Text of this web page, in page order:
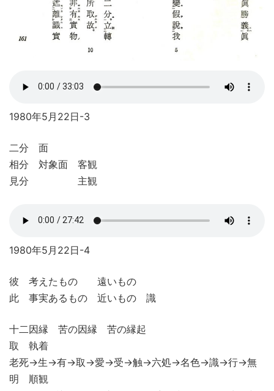
1980年5月22日-3
二分 面
相分 対象面 客観
見分 主観
1980年5月22日-4
彼 考えたもの 遠いもの
此 事実あるもの 近いもの 識
十二因縁 苦の因縁 苦の縁起
取 執着
老死→生→有→取→愛→受→触→六処→名色→識→行→無
明 順観